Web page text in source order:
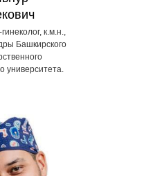
к.м.н.,
Башкирского
университета.